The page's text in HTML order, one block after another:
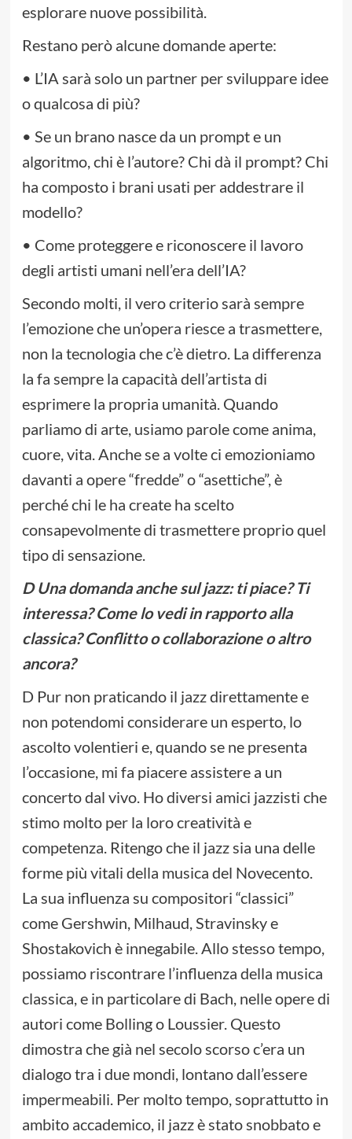
esplorare nuove possibilità.
Restano però alcune domande aperte:
• L’IA sarà solo un partner per sviluppare idee
o qualcosa di più?
• Se un brano nasce da un prompt e un
algoritmo, chi è l’autore? Chi dà il prompt? Chi
ha composto i brani usati per addestrare il
modello?
• Come proteggere e riconoscere il lavoro
degli artisti umani nell’era dell’IA?
Secondo molti, il vero criterio sarà sempre
l’emozione che un’opera riesce a trasmettere,
non la tecnologia che c’è dietro. La differenza
la fa sempre la capacità dell’artista di
esprimere la propria umanità. Quando
parliamo di arte, usiamo parole come anima,
cuore, vita. Anche se a volte ci emozioniamo
davanti a opere “fredde” o “asettiche”, è
perché chi le ha create ha scelto
consapevolmente di trasmettere proprio quel
tipo di sensazione.
D Una domanda anche sul jazz: ti piace? Ti
interessa? Come lo vedi in rapporto alla
classica? Conflitto o collaborazione o altro
ancora?
D Pur non praticando il jazz direttamente e
non potendomi considerare un esperto, lo
ascolto volentieri e, quando se ne presenta
l’occasione, mi fa piacere assistere a un
concerto dal vivo. Ho diversi amici jazzisti che
stimo molto per la loro creatività e
competenza. Ritengo che il jazz sia una delle
forme più vitali della musica del Novecento.
La sua influenza su compositori “classici”
come Gershwin, Milhaud, Stravinsky e
Shostakovich è innegabile. Allo stesso tempo,
possiamo riscontrare l’influenza della musica
classica, e in particolare di Bach, nelle opere di
autori come Bolling o Loussier. Questo
dimostra che già nel secolo scorso c’era un
dialogo tra i due mondi, lontano dall’essere
impermeabili. Per molto tempo, soprattutto in
ambito accademico, il jazz è stato snobbato e